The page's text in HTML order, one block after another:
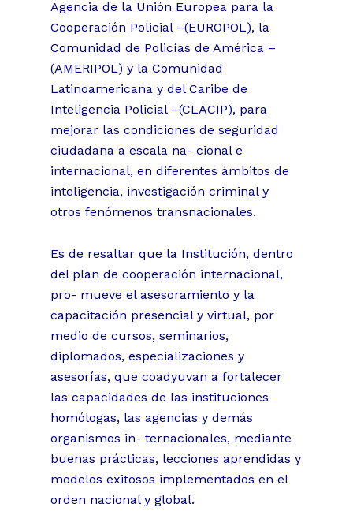
Agencia de la Unión Europea para la
Cooperación Policial –(EUROPOL), la
Comunidad de Policías de América –
(AMERIPOL) y la Comunidad
Latinoamericana y del Caribe de
Inteligencia Policial –(CLACIP), para
mejorar las condiciones de seguridad
ciudadana a escala na- cional e
internacional, en diferentes ámbitos de
inteligencia, investigación criminal y
otros fenómenos transnacionales.
Es de resaltar que la Institución, dentro
del plan de cooperación internacional,
pro- mueve el asesoramiento y la
capacitación presencial y virtual, por
medio de cursos, seminarios,
diplomados, especializaciones y
asesorías, que coadyuvan a fortalecer
las capacidades de las instituciones
homólogas, las agencias y demás
organismos in- ternacionales, mediante
buenas prácticas, lecciones aprendidas y
modelos exitosos implementados en el
orden nacional y global.